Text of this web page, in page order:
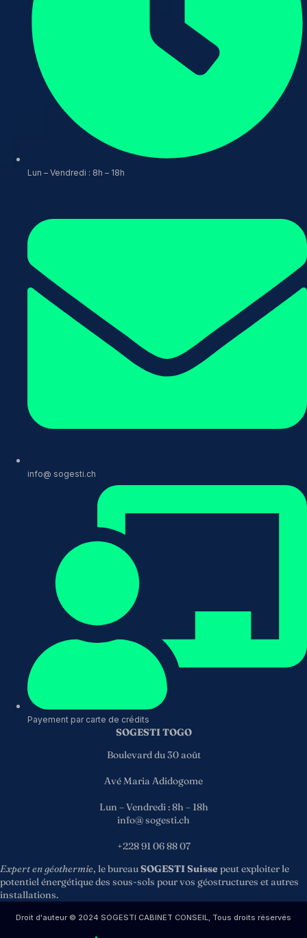
Lun – Vendredi : 8h – 18h
info@ sogesti.ch
Payement par carte de crédits
SOGESTI TOGO
Boulevard du 30 août
Avé Maria Adidogome
Lun – Vendredi : 8h – 18h
info@ sogesti.ch
+228 91 06 88 07
Expert en géothermie, le bureauSOGESTI Suissepeut exploiter le
potentiel énergétique des sous-sols pour vos géostructures et autres
installations.
Droit d'auteur © 2024 SOGESTI CABINET CONSEIL, Tous droits réservés